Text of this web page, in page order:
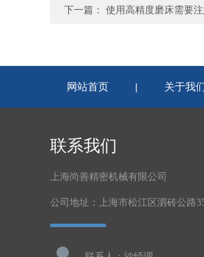
下一篇： 使用高精度磨床需要
网站首页 | 关于我
联系我们
上海尚善精密机械有限公司
公司地址：上海市松江区泗砖公路